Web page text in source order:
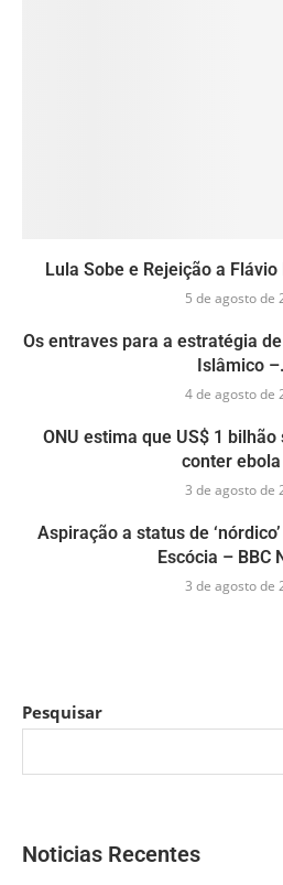
Lula Sobe e Rejeição a
5 de agosto de
Os entraves para a estratégia
Islâmico
4 de agosto de
ONU estima que US$ 1
conter
3 de agosto de
Aspiração a status de
Escócia – BBC
3 de agosto de
Pesquisar
Noticias Recentes